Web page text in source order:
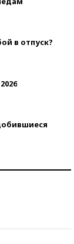
в отпуск?